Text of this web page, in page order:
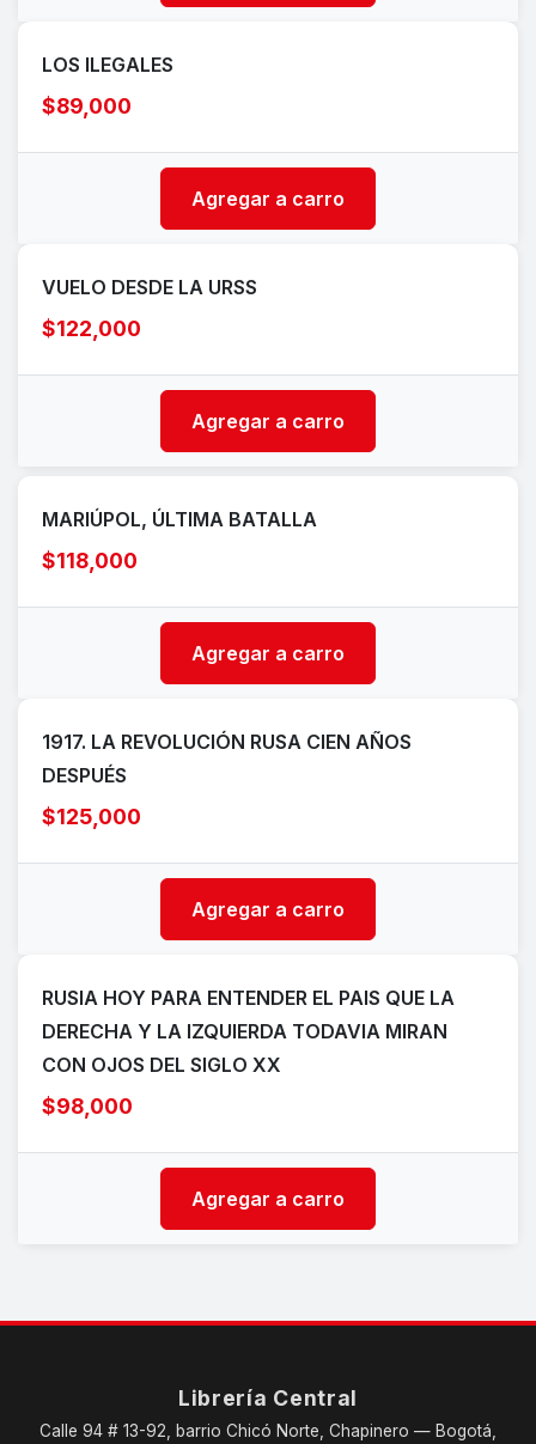
LOS ILEGALES
$89,000
Agregar a carro
VUELO DESDE LA URSS
$122,000
Agregar a carro
MARIÚPOL, ÚLTIMA BATALLA
$118,000
Agregar a carro
1917. LA REVOLUCIÓN RUSA CIEN AÑOS
DESPUÉS
$125,000
Agregar a carro
RUSIA HOY PARA ENTENDER EL PAIS QUE LA
DERECHA Y LA IZQUIERDA TODAVIA MIRAN
CON OJOS DEL SIGLO XX
$98,000
Agregar a carro
Librería Central
Calle 94 # 13-92, barrio Chicó Norte, Chapinero — Bogotá,